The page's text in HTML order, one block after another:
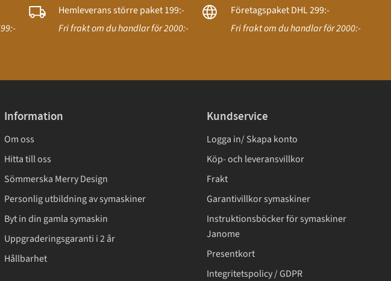
Hemleverans större paket 199:-
Fri frakt om du handlar för 2000:-
Företagspaket DHL 299:-
Fri frakt om du handlar för 2000:-
Information
Om oss
Hitta till oss
Sömmerska Merry Design
Personlig utbildning av symaskiner
Byt in din gamla symaskin
Uppgraderingsgaranti i 2 år
Hållbarhet
Kundservice
Logga in/ Skapa konto
Köp- och leveransvillkor
Frakt
Garantivillkor symaskiner
Instruktionsböcker för symaskiner
Janome
Presentkort
Integritetspolicy / GDPR